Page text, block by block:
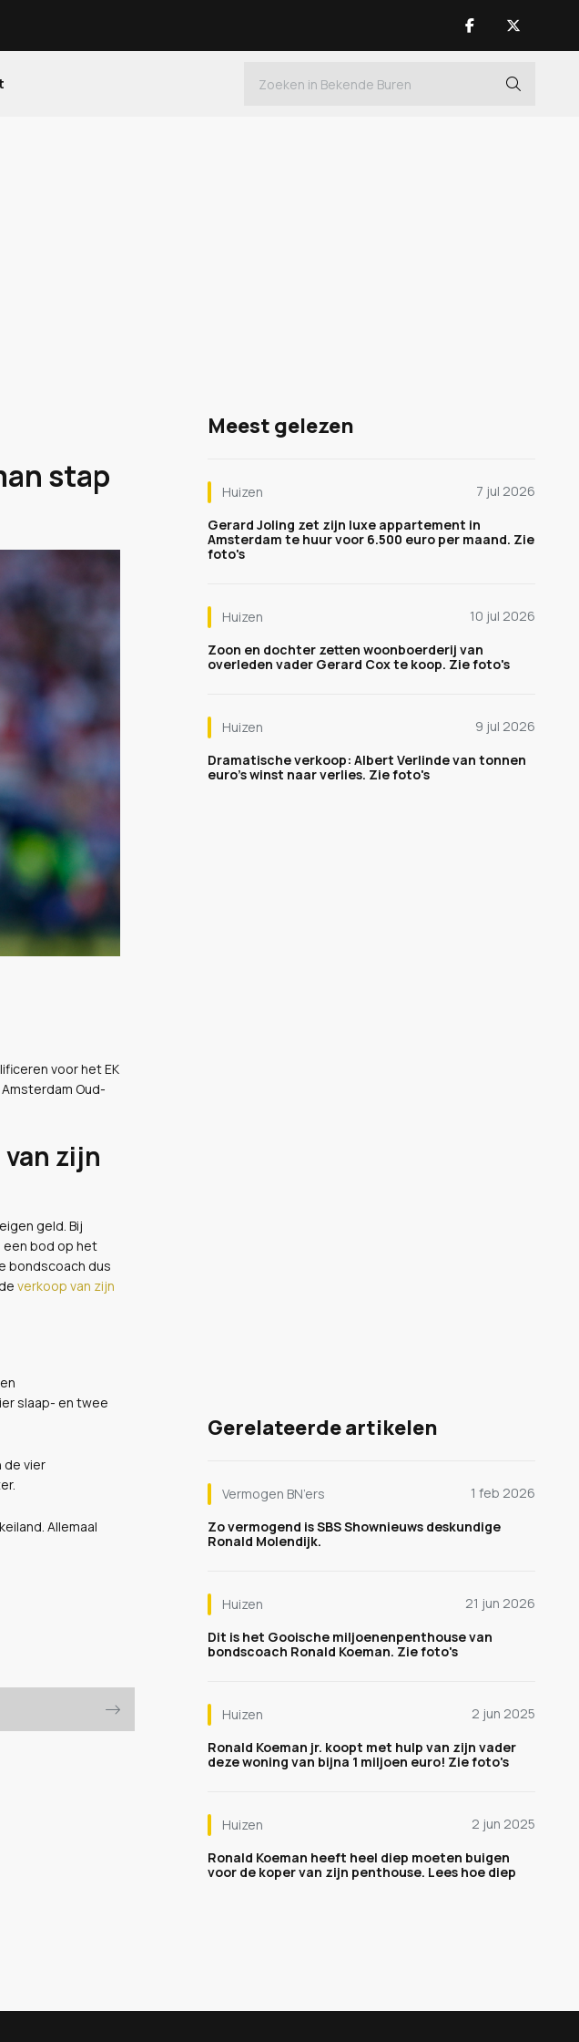
stap
voor het EK
Oud-
zijn
geld. Bij
een bod op het
bondscoach dus
verkoop van zijn
slaap- en twee
de vier
Allemaal
Meest gelezen
Huizen
7 jul 2026
Gerard Joling zet zijn luxe appartement in
Amsterdam te huur voor 6.500 euro per maand. Zie
foto's
Huizen
10 jul 2026
Zoon en dochter zetten woonboerderij van
overleden vader Gerard Cox te koop. Zie foto's
Huizen
9 jul 2026
Dramatische verkoop: Albert Verlinde van tonnen
euro's winst naar verlies. Zie foto's
Gerelateerde artikelen
Vermogen BN’ers
1 feb 2026
Zo vermogend is SBS Shownieuws deskundige
Ronald Molendijk.
Huizen
21 jun 2026
Dit is het Gooische miljoenenpenthouse van
bondscoach Ronald Koeman. Zie foto's
Huizen
2 jun 2025
Ronald Koeman jr. koopt met hulp van zijn vader
deze woning van bijna 1 miljoen euro! Zie foto's
Huizen
2 jun 2025
Ronald Koeman heeft heel diep moeten buigen
voor de koper van zijn penthouse. Lees hoe diep